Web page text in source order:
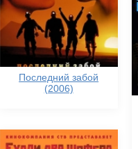
Последний забой
(2006)